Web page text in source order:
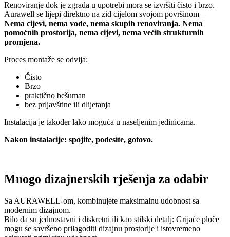
Renoviranje dok je zgrada u upotrebi mora se izvršiti čisto i brzo.
Aurawell se lijepi direktno na zid cijelom svojom površinom –
Nema cijevi, nema vode, nema skupih renoviranja. Nema
pomoćnih prostorija, nema cijevi, nema većih strukturnih
promjena.
Proces montaže se odvija:
Čisto
Brzo
praktično bešuman
bez prljavštine ili dlijetanja
Instalacija je također lako moguća u naseljenim jedinicama.
Nakon instalacije: spojite, podesite, gotovo.
Mnogo dizajnerskih rješenja za odabir
Sa AURAWELL-om, kombinujete maksimalnu udobnost sa
modernim dizajnom.
Bilo da su jednostavni i diskretni ili kao stilski detalj: Grijaće ploče
mogu se savršeno prilagoditi dizajnu prostorije i istovremeno